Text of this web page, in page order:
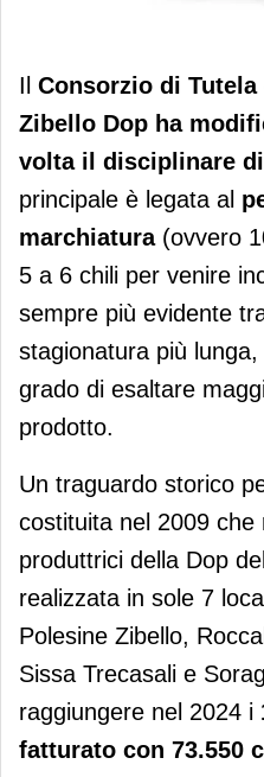
Culatello di Zibello
Il Consorzio di
Zibello Dop ha
volta il disciplinare
principale è legata al
marchiatura(ovvero
5 a 6 chili per venire
sempre più evidente
stagionatura più
grado di esaltare
prodotto.
Un traguardo storico
costituita nel 2009 che
produttrici della Dop
realizzata in sole 7
Polesine Zibello,
Sissa Trecasali e
raggiungere nel 2024 i
fatturato con 73.550